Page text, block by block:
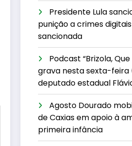
Presidente Lula
punição a crimes
sancionada
Podcast “Brizola,
grava nesta sexta-feira
deputado estadual
Agosto Dourado
de Caxias em apoio à
primeira infância